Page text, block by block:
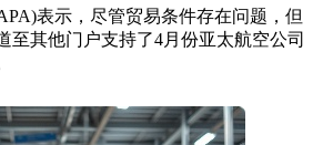
表示，尽管贸易条件存在问题，但
至其他门户支持了4月份亚太航空公司